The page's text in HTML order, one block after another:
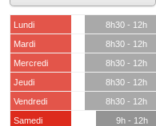
Lundi 8h30 - 12h
Mardi
8h30 - 12h
Mercredi
8h30 - 12h
Jeudi
8h30 - 12h
Vendredi
8h30 - 12h
Samedi
9h - 12h